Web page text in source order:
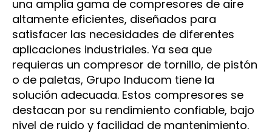
una amplia gama de compresores de aire
altamente eficientes, diseñados para
satisfacer las necesidades de diferentes
aplicaciones industriales. Ya sea que
requieras un compresor de tornillo, de pistón
o de paletas, Grupo Inducom tiene la
solución adecuada. Estos compresores se
destacan por su rendimiento confiable, bajo
nivel de ruido y facilidad de mantenimiento.